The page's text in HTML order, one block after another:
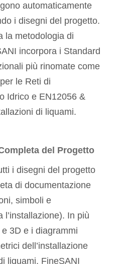
automaticamente
i disegni del progetto.
la metodologia di
incorpora i Standard
più rinomate come
le Reti di
Idrico e EN12056 &
di liquami.
del Progetto
i disegni del progetto
di documentazione
simboli e
l’installazione). In più
3D e i diagrammi
dell’installazione
liquami, FineSANI